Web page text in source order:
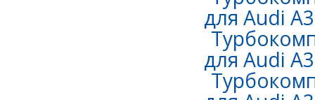
для Audi
для Audi